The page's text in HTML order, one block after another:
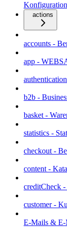
actions
accounts -
app -
b2b -
basket -
statistics -
checkout -
content -
creditCheck
customer -
E-Mails & E-